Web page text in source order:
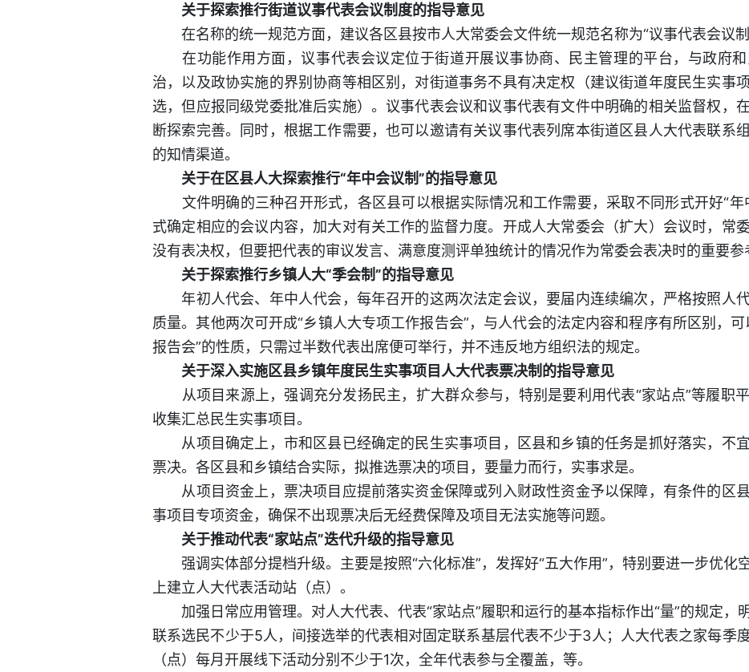
关于探索推行街道议事代表会议制度的指导意见
在名称的统一规范方面，建议各区县按市人大常委会文件统一规范名称为“议事代表会议制
在功能作用方面，议事代表会议定位于街道开展议事协商、民主管理的平台，与政府和
治，以及政协实施的界别协商等相区别，对街道事务不具有决定权（建议街道年度民生实事
选，但应报同级党委批准后实施）。议事代表会议和议事代表有文件中明确的相关监督权，
断探索完善。同时，根据工作需要，也可以邀请有关议事代表列席本街道区县人大代表联系
的知情渠道。
关于在区县人大探索推行“年中会议制”的指导意见
文件明确的三种召开形式，各区县可以根据实际情况和工作需要，采取不同形式开好“年
式确定相应的会议内容，加大对有关工作的监督力度。开成人大常委会（扩大）会议时，常
没有表决权，但要把代表的审议发言、满意度测评单独统计的情况作为常委会表决时的重要参
关于探索推行乡镇人大“季会制”的指导意见
年初人代会、年中人代会，每年召开的这两次法定会议，要届内连续编次，严格按照人
质量。其他两次可开成“乡镇人大专项工作报告会”，与人代会的法定内容和程序有所区别，
报告会”的性质，只需过半数代表出席便可举行，并不违反地方组织法的规定。
关于深入实施区县乡镇年度民生实事项目人大代表票决制的指导意见
从项目来源上，强调充分发扬民主，扩大群众参与，特别是要利用代表“家站点”等履职平
收集汇总民生实事项目。
从项目确定上，市和区县已经确定的民生实事项目，区县和乡镇的任务是抓好落实，不
票决。各区县和乡镇结合实际，拟推选票决的项目，要量力而行，实事求是。
从项目资金上，票决项目应提前落实资金保障或列入财政性资金予以保障，有条件的区
事项目专项资金，确保不出现票决后无经费保障及项目无法实施等问题。
关于推动代表“家站点”迭代升级的指导意见
强调实体部分提档升级。主要是按照“六化标准”，发挥好“五大作用”，特别要进一步优化
上建立人大代表活动站（点）。
加强日常应用管理。对人大代表、代表“家站点”履职和运行的基本指标作出“量”的规定，
联系选民不少于5人，间接选举的代表相对固定联系基层代表不少于3人；人大代表之家每季
（点）每月开展线下活动分别不少于1次，全年代表参与全覆盖，等。